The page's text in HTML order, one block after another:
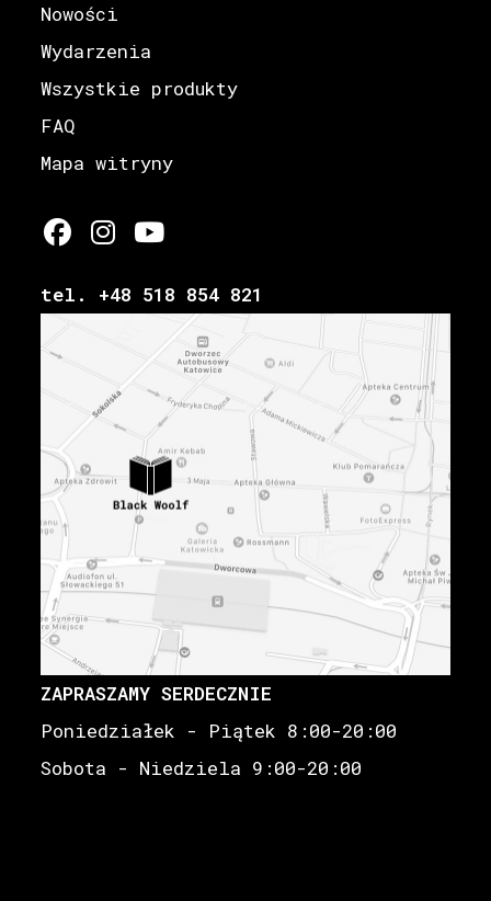
Nowości
Wydarzenia
Wszystkie produkty
FAQ
Mapa witryny
tel. +48 518 854 821
ZAPRASZAMY SERDECZNIE
Poniedziałek - Piątek 8:00-20:00
Sobota - Niedziela 9:00-20:00